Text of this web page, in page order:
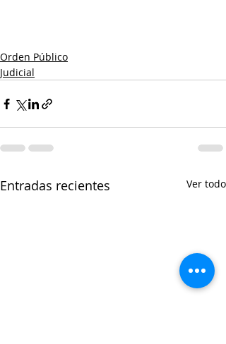
Orden Público
Judicial
Entradas recientes Ver todo